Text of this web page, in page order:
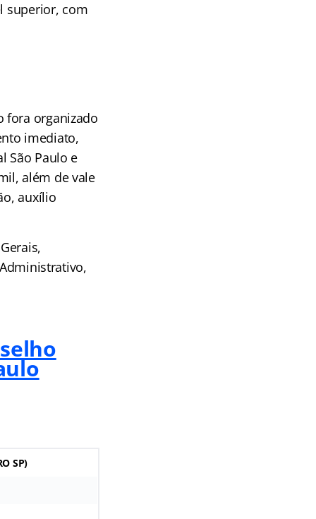
superior, com
fora organizado
imediato,
São Paulo e
além de vale
auxílio
SP)